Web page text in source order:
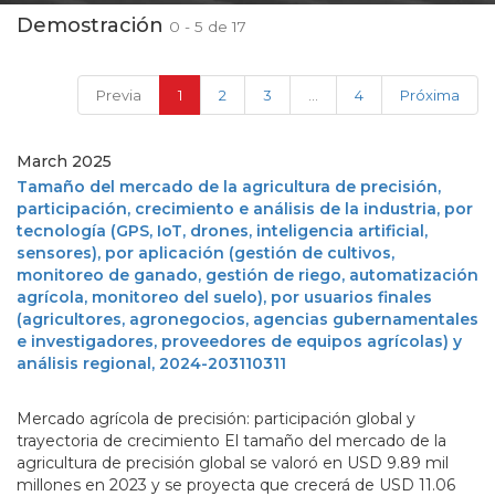
del mercado.
Demostración 0 - 5 de 17
Previa 1 (current)
2 3 4 Próxima
March 2025
Tamaño del mercado de la agricultura de precisión,
participación, crecimiento e análisis de la industria, por
tecnología (GPS, IoT, drones, inteligencia artificial,
sensores), por aplicación (gestión de cultivos,
monitoreo de ganado, gestión de riego, automatización
agrícola, monitoreo del suelo), por usuarios finales
(agricultores, agronegocios, agencias gubernamentales
e investigadores, proveedores de equipos agrícolas) y
análisis regional, 2024-203110311
Mercado agrícola de precisión: participación global y
trayectoria de crecimiento El tamaño del mercado de la
agricultura de precisión global se valoró en USD 9.89 mil
millones en 2023 y se proyecta que crecerá de USD 11.06